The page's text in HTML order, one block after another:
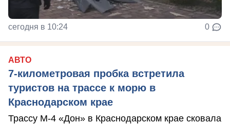
сегодня в 10:24 0
АВТО
7-километровая пробка встретила
туристов на трассе к морю в
Краснодарском крае
Трассу М-4 «Дон» в Краснодарском крае сковала